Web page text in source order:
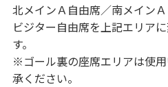
北メインＡ自由席／南メイン
ビジター自由席を上記エリア
す。
※ゴール裏の座席エリアは使
承ください。